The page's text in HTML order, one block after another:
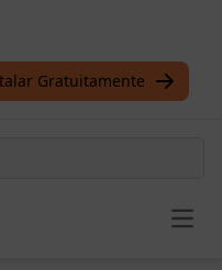
Gratuitamente